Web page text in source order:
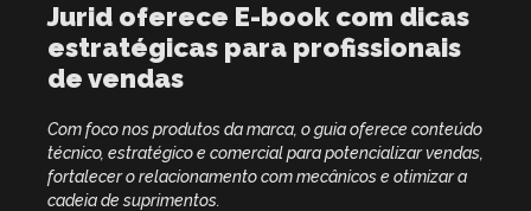
Jurid oferece E-book com dicas
estratégicas para profissionais
de vendas
Com foco nos produtos da marca, o guia oferece conteúdo
técnico, estratégico e comercial para potencializar vendas,
fortalecer o relacionamento com mecânicos e otimizar a
cadeia de suprimentos.